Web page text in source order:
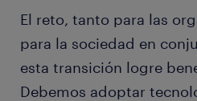
El reto, tanto para las
para la sociedad en
esta transición logre
Debemos adoptar